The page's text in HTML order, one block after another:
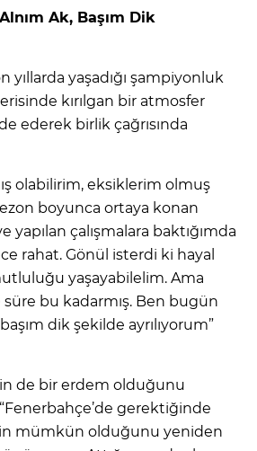
Ak, Başım Dik
yıllarda yaşadığı şampiyonluk
kırılgan bir atmosfer
ederek birlik çağrısında
olabilirim, eksiklerim olmuş
boyunca ortaya konan
yapılan çalışmalara baktığımda
rahat. Gönül isterdi ki hayal
yaşayabilelim. Ama
bu kadarmış. Ben bugün
dik şekilde ayrılıyorum”
de bir erdem olduğunu
gerektiğinde
mümkün olduğunu yeniden